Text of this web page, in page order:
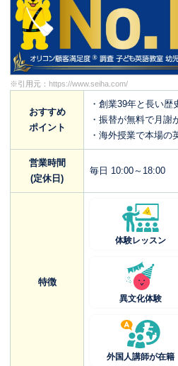
※引用元： https://www.seiha.com/
おすすめ
ポイント
・創業39年と長い歴
・振替が無料で月謝
・海外授業で本場の
営業時間
(定休日)
毎日 10:00～18:00
特徴
体験レッスン
異文化体験
外国人講師が在籍